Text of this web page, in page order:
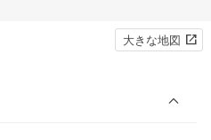
大きな地図